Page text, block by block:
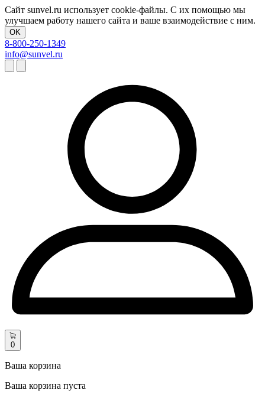
Сайт sunvel.ru использует cookie-файлы. С их помощью мы
улучшаем работу нашего сайта и ваше взаимодействие с ним.
OK
8-800-250-1349
info@sunvel.ru
0
Ваша корзина
Ваша корзина пуста